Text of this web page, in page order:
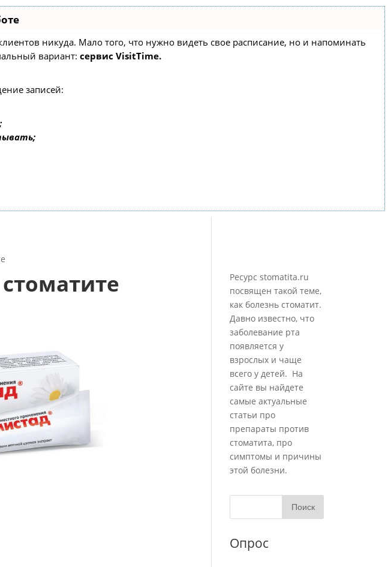
никуда. Мало того, что нужно видеть свое расписание, но и напоминать
вариант: сервис VisitTime.
записей:
Ресурс stomatita.ru
посвящен такой теме,
как болезнь стоматит.
Давно известно, что
заболевание рта
появляется у
взрослых и чаще
всего у детей. На
сайте вы найдете
самые актуальные
статьи про
препараты против
стоматита, про
симптомы и причины
этой болезни.
Опрос